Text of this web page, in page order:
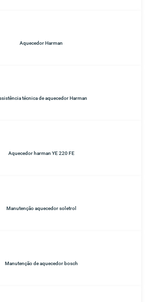
Aquecedor Harman
técnica de aquecedor Harman
Aquecedor harman YE 220 FE
Manutenção aquecedor soletrol
Manutenção de aquecedor bosch